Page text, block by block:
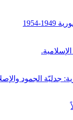
1954
جدليّة الجمود